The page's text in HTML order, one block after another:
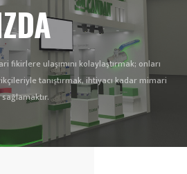
fikirlere ulaşımını kolaylaştırmak; onları
tanıştırmak, ihtiyacı kadar mimari